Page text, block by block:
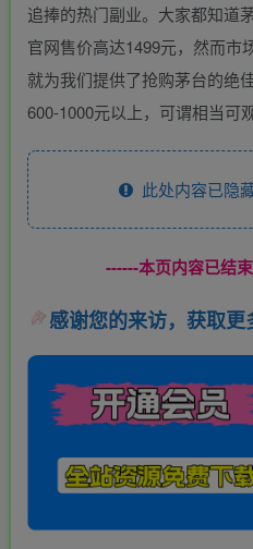
追捧的热门副业。大家都知道
官网售价高达1499元，然而市
就为我们提供了抢购茅台的绝
600-1000元以上，可谓相当可观
此处内容已隐
------本页内容已结
感谢您的来访，获取更